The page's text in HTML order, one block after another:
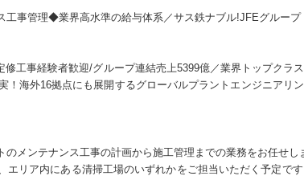
工事管理◆業界高水準の給与体系／サス鉄ナブル!JFEグループ
修工事経験者歓迎/グループ連結売上5399億／業界トップクラ
！海外16拠点にも展開するグローバルプラントエンジニアリ
メンテナンス工事の計画から施工管理までの業務をお任せし
エリア内にある清掃工場のいずれかをご担当いただく予定で